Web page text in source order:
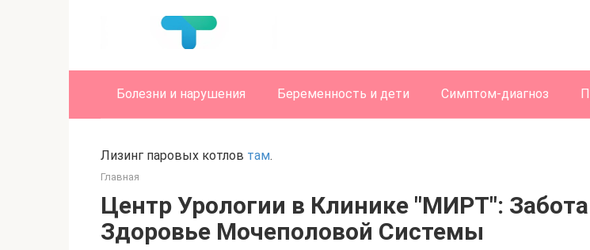
Болезни и нарушения Беременность и дети Симптом-диагноз
Лизинг паровых котлов там.
Главная
Центр Урологии в Клинике "МИРТ":
Здоровье Мочеполовой Системы